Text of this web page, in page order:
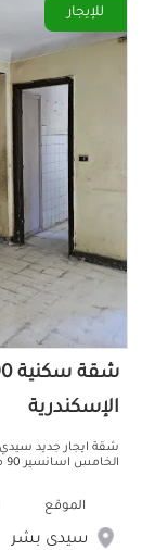
للإيجار
الإسكندرية
الخامس اسانسير 90 متر داخلية شهرى...
الموقع
سيدى بشر